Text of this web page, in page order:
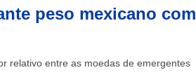
peso mexicano com
relativo entre as moedas de emergentes